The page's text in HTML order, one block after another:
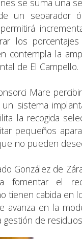
se suma una
un separador
los
contempla la
de El Campello.
Mare
un sistema
la recogida
pequeños
no pueden
González de
fomentar el
tienen cabida en
avanza en la
de